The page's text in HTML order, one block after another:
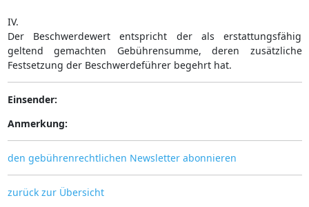
IV.
Der Beschwerdewert entspricht der als erstattungsfähig
geltend gemachten Gebührensumme, deren zusätzliche
Festsetzung der Beschwerdeführer begehrt hat.
Einsender:
Anmerkung:
den gebührenrechtlichen Newsletter abonnieren
zurück zur Übersicht